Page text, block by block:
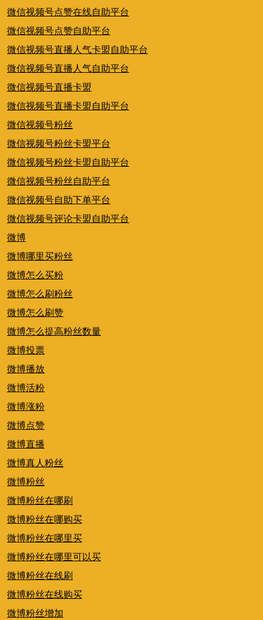
微信视频号点赞在线自助平台
微信视频号点赞自助平台
微信视频号直播人气卡盟自助平台
微信视频号直播人气自助平台
微信视频号直播卡盟
微信视频号直播卡盟自助平台
微信视频号粉丝
微信视频号粉丝卡盟平台
微信视频号粉丝卡盟自助平台
微信视频号粉丝自助平台
微信视频号自助下单平台
微信视频号评论卡盟自助平台
微博
微博哪里买粉丝
微博怎么买粉
微博怎么刷粉丝
微博怎么刷赞
微博怎么提高粉丝数量
微博投票
微博播放
微博活粉
微博涨粉
微博点赞
微博直播
微博真人粉丝
微博粉丝
微博粉丝在哪刷
微博粉丝在哪购买
微博粉丝在哪里买
微博粉丝在哪里可以买
微博粉丝在线刷
微博粉丝在线购买
微博粉丝增加